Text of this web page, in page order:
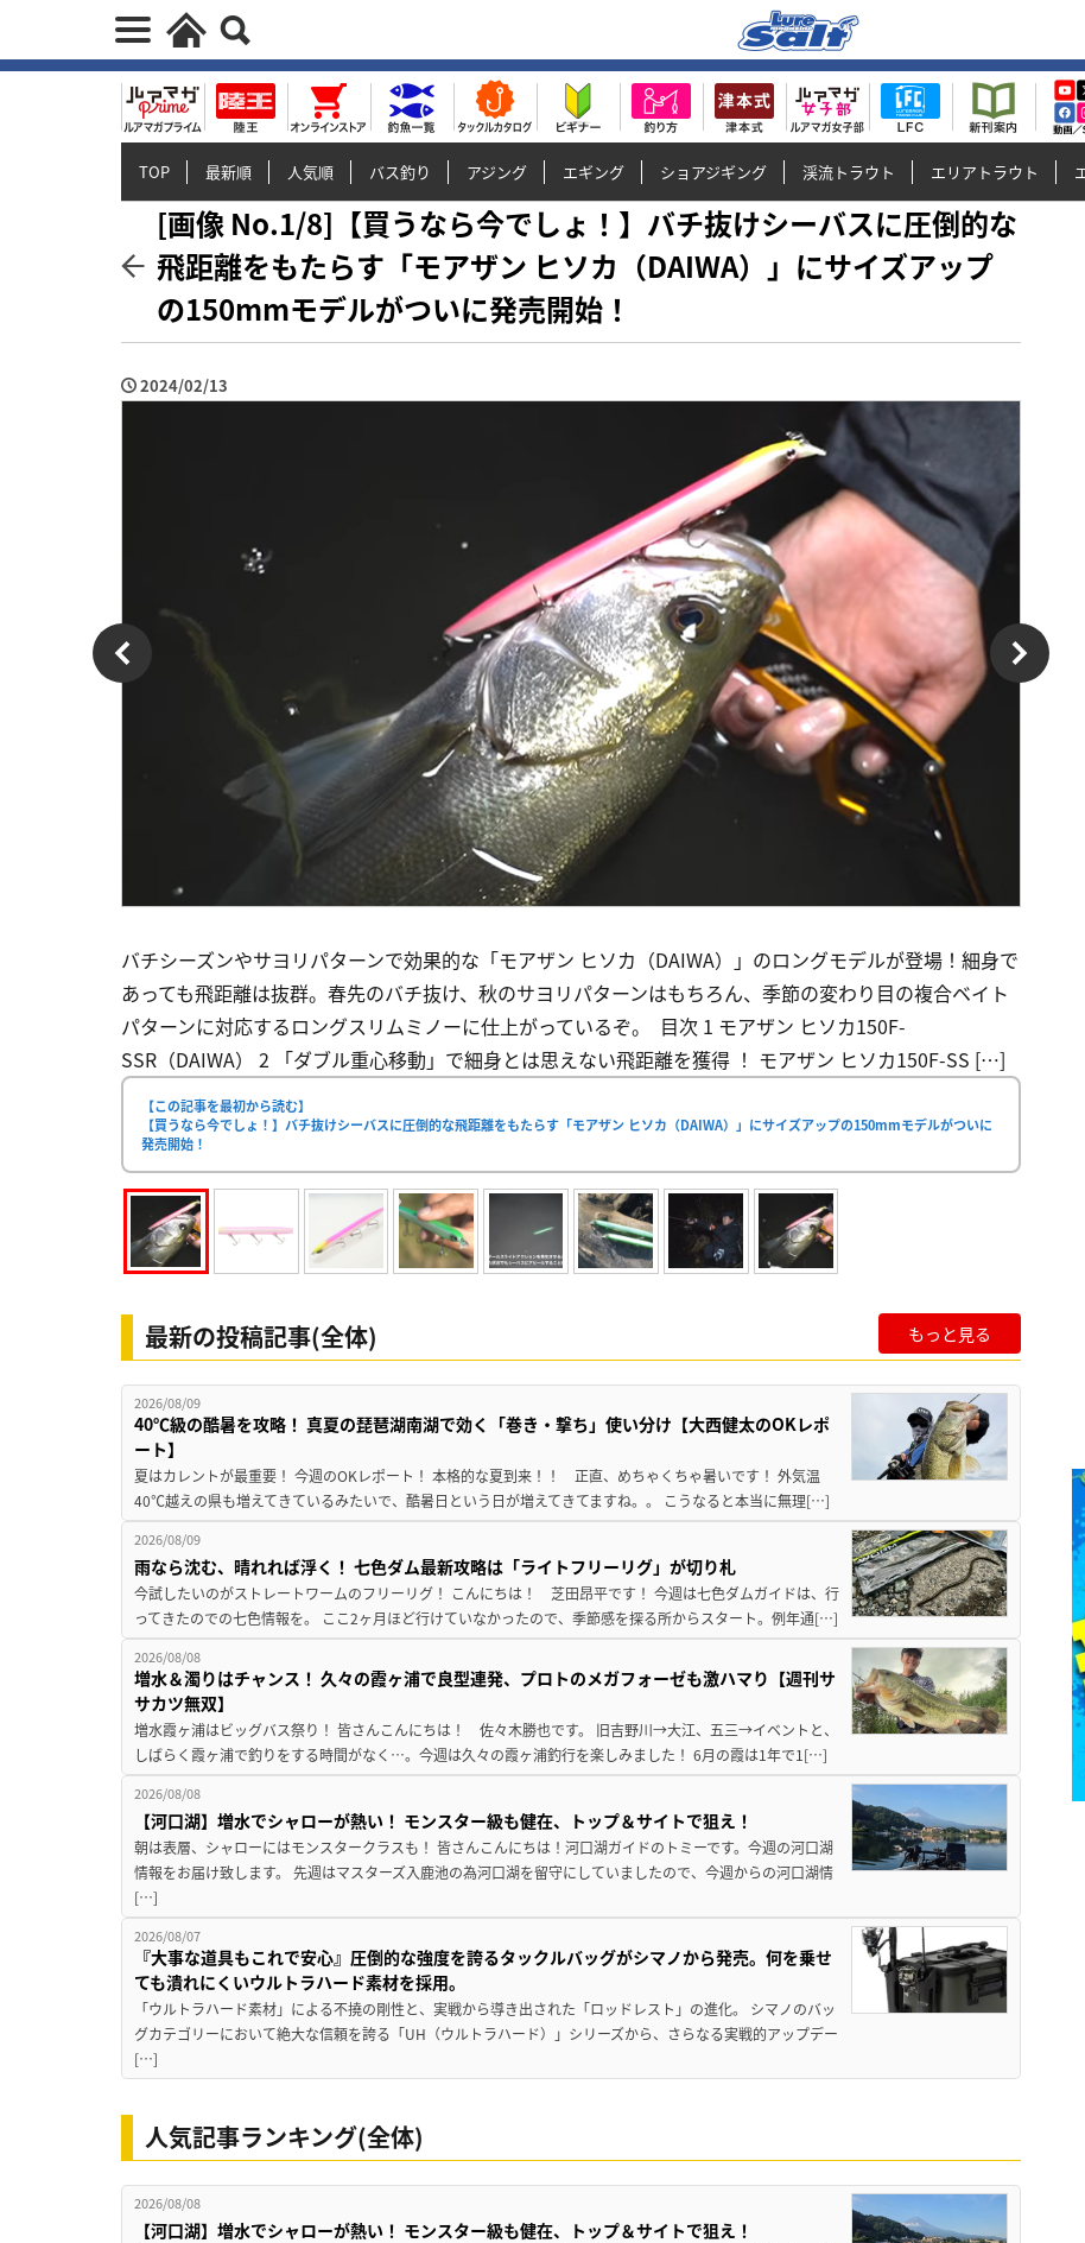
TOP 最新順 人気順 バス釣り アジング エギング ショアジギング 渓流トラウト エリアトラウト
[画像 No.1/8]【買うなら今でしょ！】バチ抜けシーバスに圧倒的な
飛距離をもたらす「モアザン ヒソカ（DAIWA）」にサイズアップ
の150mmモデルがついに発売開始！
2024/02/13
バチシーズンやサヨリパターンで効果的な「モアザン ヒソカ（DAIWA）」のロングモデルが登場！細身で
あっても飛距離は抜群。春先のバチ抜け、秋のサヨリパターンはもちろん、季節の変わり目の複合ベイト
パターンに対応するロングスリムミノーに仕上がっているぞ。 目次 1 モアザン ヒソカ150F-
SSR（DAIWA） 2 「ダブル重心移動」で細身とは思えない飛距離を獲得 ！ モアザン ヒソカ150F-SS […]
【この記事を最初から読む】
【買うなら今でしょ！】バチ抜けシーバスに圧倒的な飛距離をもたらす「モアザン ヒソカ（DAIWA）」にサイズアップの150mmモデルがついに
発売開始！
最新の投稿記事(全体) もっと見る
2026/08/09
40℃級の酷暑を攻略！ 真夏の琵琶湖南湖で効く「巻き・撃ち」使い分け【大西健太のOKレポ
ート】
夏はカレントが最重要！ 今週のOKレポート！ 本格的な夏到来！！ 正直、めちゃくちゃ暑いです！ 外気温
40℃越えの県も増えてきているみたいで、酷暑日という日が増えてきてますね。。 こうなると本当に無理[…]
2026/08/09
雨なら沈む、晴れれば浮く！ 七色ダム最新攻略は「ライトフリーリグ」が切り札
今試したいのがストレートワームのフリーリグ！ こんにちは！ 芝田昂平です！ 今週は七色ダムガイドは、行
ってきたのでの七色情報を。 ここ2ヶ月ほど行けていなかったので、季節感を探る所からスタート。例年通[…]
2026/08/08
増水＆濁りはチャンス！ 久々の霞ヶ浦で良型連発、プロトのメガフォーゼも激ハマり【週刊サ
サカツ無双】
増水霞ヶ浦はビッグバス祭り！ 皆さんこんにちは！ 佐々木勝也です。 旧吉野川→大江、五三→イベントと、
しばらく霞ヶ浦で釣りをする時間がなく…。今週は久々の霞ヶ浦釣行を楽しみました！ 6月の霞は1年で1[…]
2026/08/08
【河口湖】増水でシャローが熱い！ モンスター級も健在、トップ＆サイトで狙え！
朝は表層、シャローにはモンスタークラスも！ 皆さんこんにちは！河口湖ガイドのトミーです。今週の河口湖
情報をお届け致します。 先週はマスターズ入鹿池の為河口湖を留守にしていましたので、今週からの河口湖情
[…]
2026/08/07
『大事な道具もこれで安心』圧倒的な強度を誇るタックルバッグがシマノから発売。何を乗せ
ても潰れにくいウルトラハード素材を採用。
「ウルトラハード素材」による不撓の剛性と、実戦から導き出された「ロッドレスト」の進化。 シマノのバッ
グカテゴリーにおいて絶大な信頼を誇る「UH（ウルトラハード）」シリーズから、さらなる実戦的アップデー
[…]
人気記事ランキング(全体)
2026/08/08
【河口湖】増水でシャローが熱い！ モンスター級も健在、トップ＆サイトで狙え！